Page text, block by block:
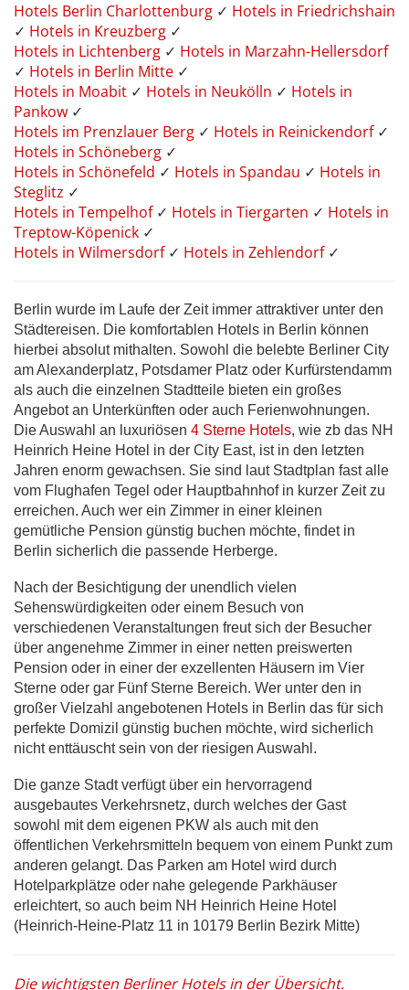
Hotels Berlin Charlottenburg ✓ Hotels in Friedrichshain
✓ Hotels in Kreuzberg ✓
Hotels in Lichtenberg ✓ Hotels in Marzahn-Hellersdorf
✓ Hotels in Berlin Mitte ✓
Hotels in Moabit ✓ Hotels in Neukölln ✓ Hotels in
Pankow ✓
Hotels im Prenzlauer Berg ✓ Hotels in Reinickendorf ✓
Hotels in Schöneberg ✓
Hotels in Schönefeld ✓ Hotels in Spandau ✓ Hotels in
Steglitz ✓
Hotels in Tempelhof ✓ Hotels in Tiergarten ✓ Hotels in
Treptow-Köpenick ✓
Hotels in Wilmersdorf ✓ Hotels in Zehlendorf✓
Berlin wurde im Laufe der Zeit immer attraktiver unter den
Städtereisen. Die komfortablen Hotels in Berlin können
hierbei absolut mithalten. Sowohl die belebte Berliner City
am Alexanderplatz, Potsdamer Platz oder Kurfürstendamm
als auch die einzelnen Stadtteile bieten ein großes
Angebot an Unterkünften oder auch Ferienwohnungen.
Die Auswahl an luxuriösen 4 Sterne Hotels, wie zb das NH
Heinrich Heine Hotel in der City East, ist in den letzten
Jahren enorm gewachsen. Sie sind laut Stadtplan fast alle
vom Flughafen Tegel oder Hauptbahnhof in kurzer Zeit zu
erreichen. Auch wer ein Zimmer in einer kleinen
gemütliche Pension günstig buchen möchte, findet in
Berlin sicherlich die passende Herberge.
Nach der Besichtigung der unendlich vielen
Sehenswürdigkeiten oder einem Besuch von
verschiedenen Veranstaltungen freut sich der Besucher
über angenehme Zimmer in einer netten preiswerten
Pension oder in einer der exzellenten Häusern im Vier
Sterne oder gar Fünf Sterne Bereich. Wer unter den in
großer Vielzahl angebotenen Hotels in Berlin das für sich
perfekte Domizil günstig buchen möchte, wird sicherlich
nicht enttäuscht sein von der riesigen Auswahl.
Die ganze Stadt verfügt über ein hervorragend
ausgebautes Verkehrsnetz, durch welches der Gast
sowohl mit dem eigenen PKW als auch mit den
öffentlichen Verkehrsmitteln bequem von einem Punkt zum
anderen gelangt. Das Parken am Hotel wird durch
Hotelparkplätze oder nahe gelegende Parkhäuser
erleichtert, so auch beim NH Heinrich Heine Hotel
(Heinrich-Heine-Platz 11 in 10179 Berlin Bezirk Mitte)
Die wichtigsten Berliner Hotels in der Übersicht.